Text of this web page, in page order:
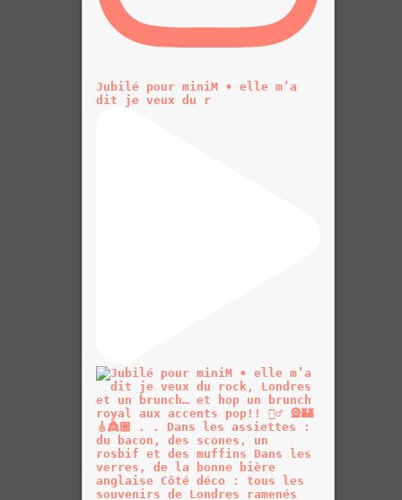
Jubilé pour miniM • elle m’a
dit je veux du r